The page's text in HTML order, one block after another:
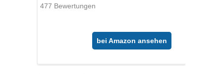
477 Bewertungen
bei Amazon ansehen